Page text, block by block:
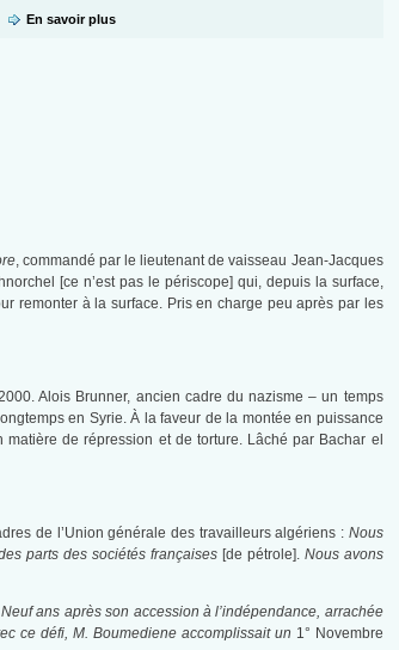
En savoir plus
, commandé par le lieutenant de vaisseau Jean-Jacques
[ce n’est pas le périscope] qui, depuis la surface,
remonter à la surface. Pris en charge peu après par les
Alois Brunner, ancien cadre du nazisme – un temps
en Syrie. À la faveur de la montée en puissance
de répression et de torture. Lâché par Bachar el
de l’Union générale des travailleurs algériens : Nous
parts des sociétés françaises [de pétrole]. Nous avons
ans après son accession à l’indépendance, arrachée
ce défi, M. Boumediene accomplissait un 1° Novembre